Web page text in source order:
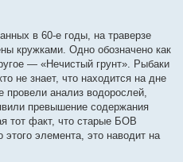
в 60-е годы, на траверзе
кружками. Одно обозначено как
— «Нечистый грунт». Рыбаки
не знает, что находится на дне
провели анализ водорослей,
превышение содержания
тот факт, что старые БОВ
элемента, это наводит на